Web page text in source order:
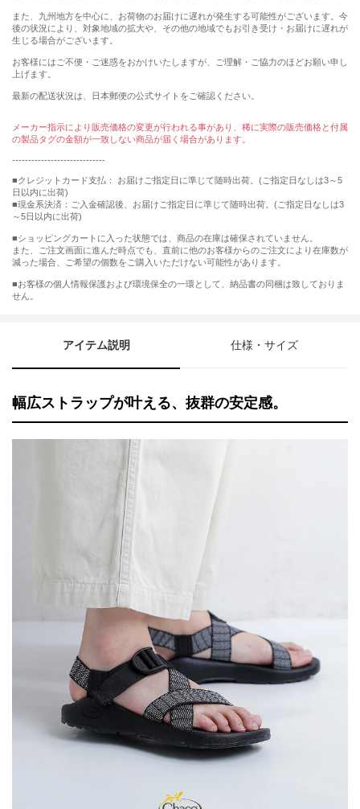
また、九州地方を中心に、お荷物のお届けに遅れが発生する可能性がございます。今
後の状況により、対象地域の拡大や、その他の地域でもお引き受け・お届けに遅れが
生じる場合がございます。
お客様にはご不便・ご迷惑をおかけいたしますが、ご理解・ご協力のほどお願い申し
上げます。
最新の配送状況は、日本郵便の公式サイトをご確認ください。
メーカー指示により販売価格の変更が行われる事があり、稀に実際の販売価格と付属
の製品タグの金額が一致しない商品が届く場合があります。
-----------------------------
■クレジットカード支払： お届けご指定日に準じて随時出荷。(ご指定日なしは3～5
日以内に出荷)
■現金系決済：ご入金確認後、お届けご指定日に準じて随時出荷。(ご指定日なしは3
～5日以内に出荷)
■ショッピングカートに入った状態では、商品の在庫は確保されていません。
また、ご注文画面に進んだ時点でも、直前に他のお客様からのご注文により在庫数が
減った場合、ご希望の個数をご購入いただけない可能性があります。
■お客様の個人情報保護および環境保全の一環として、納品書の同梱は致しておりま
せん。
アイテム説明 仕様・サイズ
幅広ストラップが叶える、抜群の安定感。